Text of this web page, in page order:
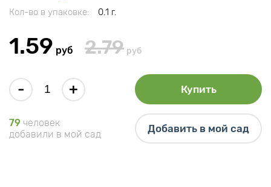
Кол-во в упаковке:
0.1 г.
1.59 руб 2.79 руб
- + Купить
79 человек
добавили в мой сад
Добавить в мой сад